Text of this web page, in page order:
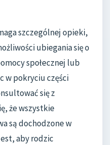
szczególnej opieki,
ubiegania się o
społecznej lub
w pokryciu części
się z
że wszystkie
są dochodzone w
aby rodzic